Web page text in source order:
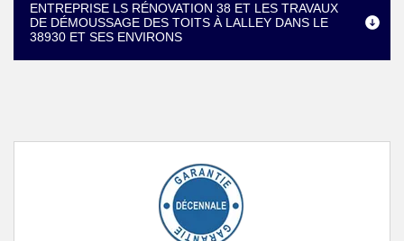
ENTREPRISE LS RÉNOVATION 38 ET LES TRAVAUX
DE DÉMOUSSAGE DES TOITS À LALLEY DANS LE
38930 ET SES ENVIRONS